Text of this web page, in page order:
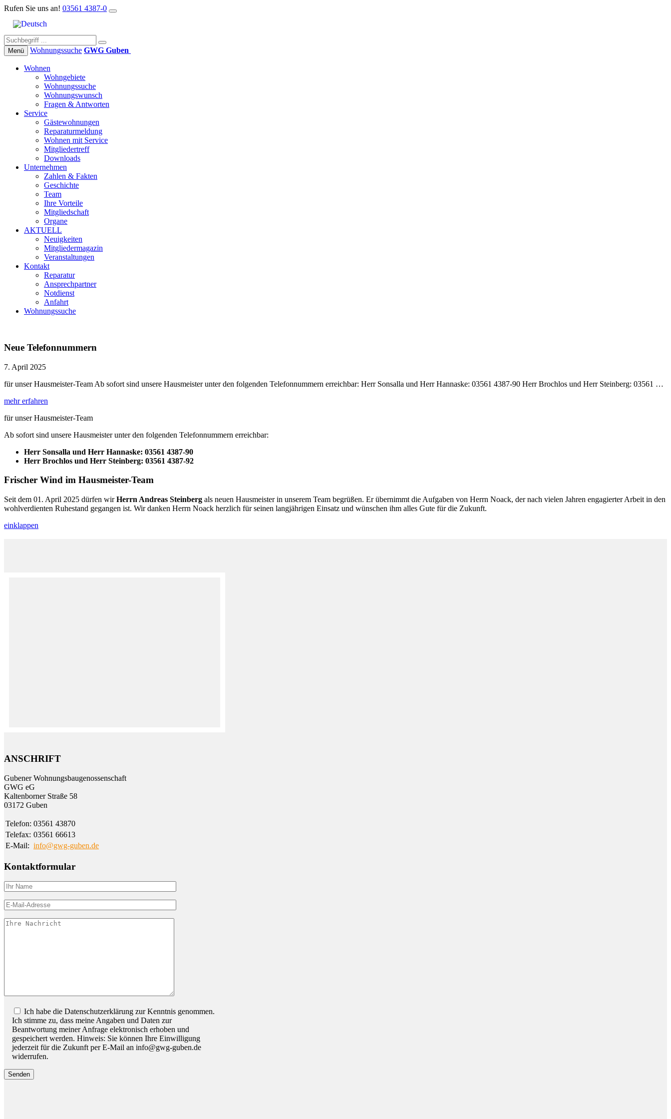
Rufen Sie uns an! 03561 4387-0
Menü Wohnungs­suche GWG Guben
Wohnen
Wohngebiete
Wohnungssuche
Wohnungswunsch
Fragen & Antworten
Service
Gästewohnungen
Reparaturmeldung
Wohnen mit Service
Mitgliedertreff
Downloads
Unternehmen
Zahlen & Fakten
Geschichte
Team
Ihre Vorteile
Mitgliedschaft
Organe
AKTUELL
Neuigkeiten
Mitgliedermagazin
Veranstaltungen
Kontakt
Reparatur
Ansprechpartner
Notdienst
Anfahrt
Wohnungssuche
Neue Telefonnummern
7. April 2025
für unser Hausmeister-Team Ab sofort sind unsere Hausmeister unter den folgenden Telefonnummern erreichbar: Herr Sonsalla und Herr Hannaske: 03561 4387-90 Herr Brochlos und Herr Steinberg: 03561 …
mehr erfahren
für unser Hausmeister-Team
Ab sofort sind unsere Hausmeister unter den folgenden Telefonnummern erreichbar:
Herr Sonsalla und Herr Hannaske: 03561 4387-90
Herr Brochlos und Herr Steinberg: 03561 4387-92
Frischer Wind im Hausmeister-Team
Seit dem 01. April 2025 dürfen wirHerrn Andreas Steinberg als neuen Hausmeister in unserem Team begrüßen. Er übernimmt die Aufgaben von Herrn Noack, der nach vielen Jahren engagierter Arbeit in den
wohlverdienten Ruhestand gegangen ist. Wir danken Herrn Noack herzlich für seinen langjährigen Einsatz und wünschen ihm alles Gute für die Zukunft.
einklappen
ANSCHRIFT
Gubener Wohnungs­bau­genossen­schaft
GWG eG
Kalten­borner Straße 58
03172 Guben
Telefon: 03561 43870
Telefax: 03561 66613
E-Mail: info@gwg-guben.de
Kontaktformular
Bitte lassen Sie dieses Feld leer.
Ich habe die Datenschutzerklärung zur Kenntnis genommen.
Ich stimme zu, dass meine Angaben und Daten zur
Beantwortung meiner Anfrage elektronisch erhoben und
gespeichert werden. Hinweis: Sie können Ihre Einwilligung
jederzeit für die Zukunft per E-Mail an info@gwg-guben.de
widerrufen.